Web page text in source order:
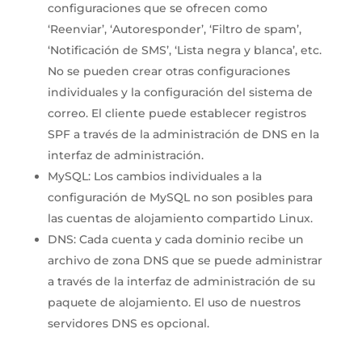
configuraciones que se ofrecen como
‘Reenviar’, ‘Autoresponder’, ‘Filtro de spam’,
‘Notificación de SMS’, ‘Lista negra y blanca’, etc.
No se pueden crear otras configuraciones
individuales y la configuración del sistema de
correo. El cliente puede establecer registros
SPF a través de la administración de DNS en la
interfaz de administración.
MySQL: Los cambios individuales a la
configuración de MySQL no son posibles para
las cuentas de alojamiento compartido Linux.
DNS: Cada cuenta y cada dominio recibe un
archivo de zona DNS que se puede administrar
a través de la interfaz de administración de su
paquete de alojamiento. El uso de nuestros
servidores DNS es opcional.